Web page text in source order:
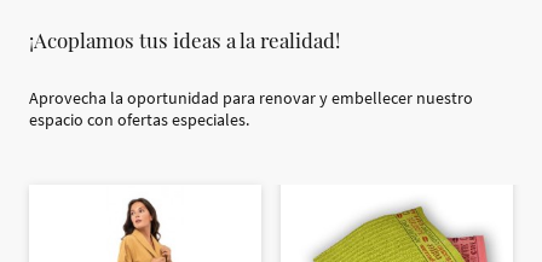
¡Acoplamos tus ideas a la realidad!
Aprovecha la oportunidad para renovar y embellecer nuestro
espacio con ofertas especiales.